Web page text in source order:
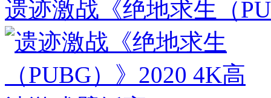
遗迹激战《绝地求生（